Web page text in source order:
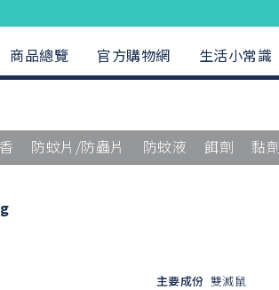
商品總覽 官方購物網 生活小常識
防蚊片/防蟲片 防蚊液 餌劑 黏
主要成份 雙滅鼠